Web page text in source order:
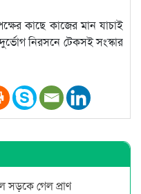
কাছে কাজের মান যাচাই
নিরসনে টেকসই সংস্কার
সড়কে গেল প্রাণ